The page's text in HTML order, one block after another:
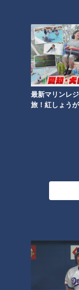
最新マリンレ
旅！紅しょう
（リポート）
「さぁ、メイちゃん
を閉めて、歩いた歩
飼育員に向かって
ところで、メイち
んに聞いてみると…？